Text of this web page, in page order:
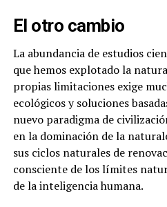
El otro cambio
La abundancia de estudios
que hemos explotado la
propias limitaciones exige
ecológicos y soluciones
nuevo paradigma de
en la dominación de la
sus ciclos naturales de
consciente de los límites
de la inteligencia humana.